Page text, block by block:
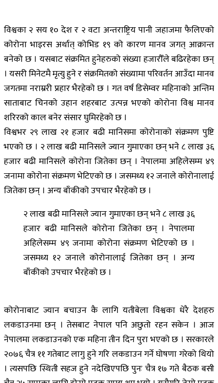
विश्वका २ सय १० देश र २ वटा अन्तराष्ट्रिय पानी जहाजमा फैलिएको
कोरोना भाइरस अर्थात् कोभिड १९ को कारण मानव जगत् आक्रान्त
बनेको छ । यसबाट संक्रमित हुनेहरुको संख्या हजारौँले बढिरहेका छन्
। यसरी मिनेटमै मृत्यु हुने र संक्रमितको संख्यामा परिवर्तन आउँदा मानव
जगतमा नराम्ररी प्रहार भैरहेको छ । गत वर्ष डिसेम्वर महिनाको अन्तिम
साताबाट चिनको उहान शहरबाट उत्पन्न भएको कोरोना विश्व मानव
शरिरको काल बनेर संसार घुमिरहेको छ ।
विश्वभर २९ लाख २१ हजार बढी मानिसमा कोरोनाको संक्रमण पुष्टि
भएको छ । २ लाख बढी मानिसले ज्यान गुमाएका छन् भने ८ लाख ३६
हजार बढी मानिसले कोरोना जितेका छन् । नेपालमा अहिलेसम्म ४९
जनामा कोरोना संक्रमण भेटिएको छ । जसमध्य १२ जनाले कोरोनालाई
जितेका छन् । अन्य बाँकीको उपचार भैरहेको छ ।
२ लाख बढी मानिसले ज्यान गुमाएका छन् भने ८ लाख ३६
हजार बढी मानिसले कोरोना जितेका छन् । नेपालमा
अहिलेसम्म ४९ जनामा कोरोना संक्रमण भेटिएको छ ।
जसमध्य १२ जनाले कोरोनालाई जितेका छन् । अन्य
बाँकीको उपचार भैरहेको छ ।
कोरोनाबाट ज्यान बचाउन कै लागि यतीबेला विश्वका धेरै देशहरु
लकडाउनमा छन् । तेसबाट नेपाल पनि अछुतो रहन सकेन । आज
नेपालमा लकडाउनको एक महिना तीन दिन पुरा भएको छ । सरकारले
२०७६ चैत्र ११ गतेबाट लागु हुने गरि लकडाउन गर्ने घोषणा गरेको थियो
। त्यसपछि स्थिती सहज हुने नदेखिएपछि पुनः चैत्र १७ गते बैठक बसी